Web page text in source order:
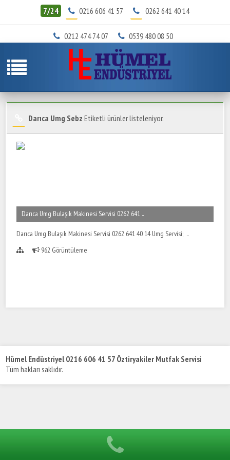
7/24 0216 606 41 57 0262 641 40 14
0212 474 74 07 0539 480 08 50
Darıca Umg Sebz Etiketli ürünler listeleniyor.
Darıca Umg Bulaşık Makinesi Servisi 0262 641 ..
Darıca Umg Bulaşık Makinesi Servisi 0262 641 40 14 Umg Servisi; ..
962 Görüntüleme
Hümel Endüstriyel 0216 606 41 57 Öztiryakiler Mutfak Servisi
Tüm hakları saklıdır.